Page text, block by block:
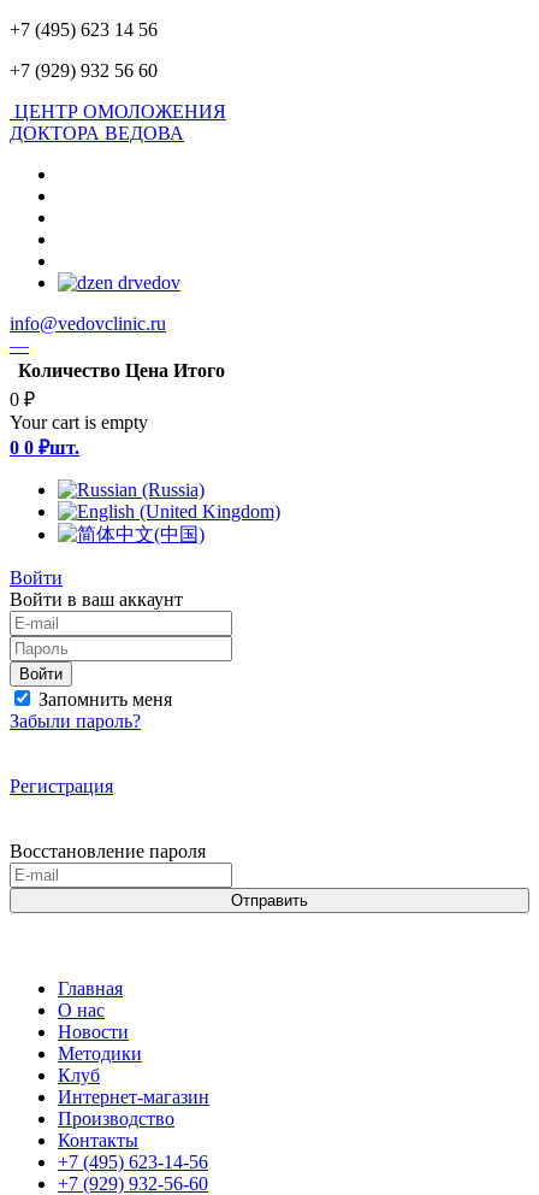
+7 (495) 623 14 56
+7 (929) 932 56 60
ЦЕНТР ОМОЛОЖЕНИЯ
ДОКТОРА ВЕДОВА
info@vedovclinic.ru
—
Количество Цена Итого
0 ₽
Your cart is empty
0 0 ₽шт.
Войти
Войти в ваш аккаунт
Войти
Запомнить меня
Забыли пароль?
Регистрация
Восстановление пароля
Отправить
Главная
О нас
Новости
Методики
Клуб
Интернет-магазин
Производство
Контакты
+7 (495) 623-14-56
+7 (929) 932-56-60